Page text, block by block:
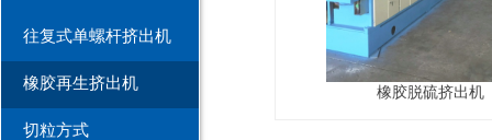
橡胶脱硫挤出机
往复式单螺杆挤出机
橡胶再生挤出机
切粒方式